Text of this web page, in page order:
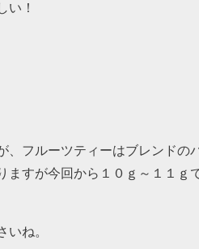
い！
フルーツティーはブレンドの
すが今回から１０ｇ～１１ｇ
ね。